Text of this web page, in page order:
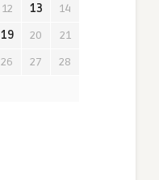
12 13
14
19 20
21
26 27
28